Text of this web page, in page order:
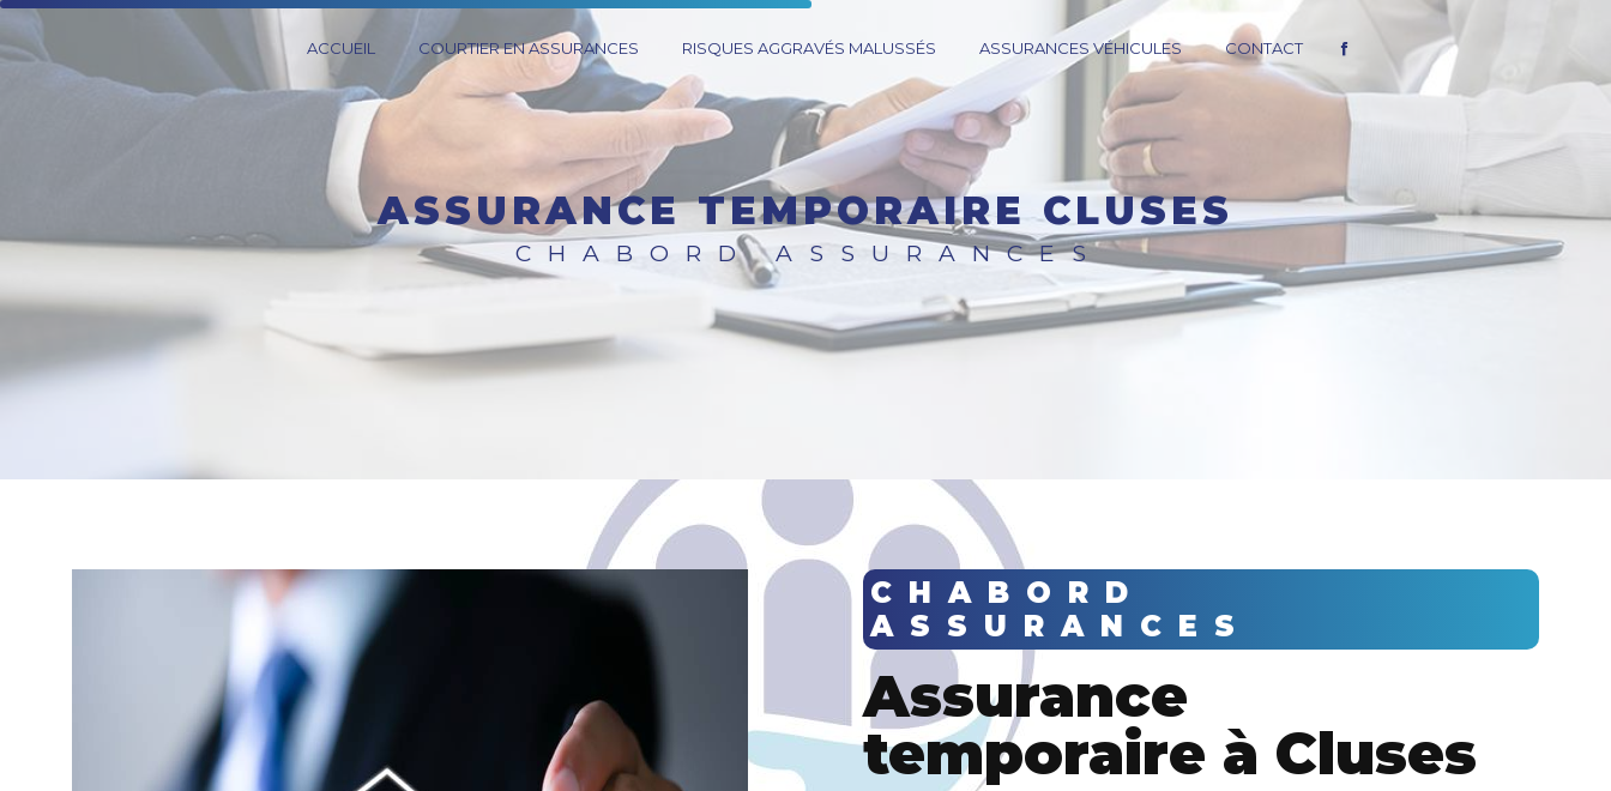
ACCUEIL COURTIER EN ASSURANCES RISQUES AGGRAVÉS MALUSSÉS ASSURANCES VÉHICULES CONTACT
ASSURANCE TEMPORAIRE CLUSES
CHABORD ASSURANCES
CHABORD
ASSURANCES
assurance
temporaire à Cluses
Panneau de gestion des cookies